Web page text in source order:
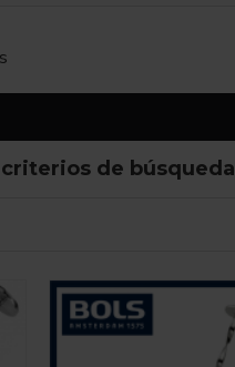
de búsqueda